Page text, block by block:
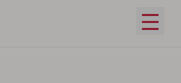
메인